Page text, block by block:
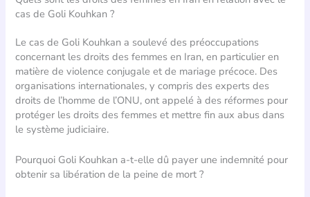
cas de Goli Kouhkan ?
Le cas de Goli Kouhkan a soulevé des préoccupations
concernant les droits des femmes en Iran, en particulier en
matière de violence conjugale et de mariage précoce. Des
organisations internationales, y compris des experts des
droits de l’homme de l’ONU, ont appelé à des réformes pour
protéger les droits des femmes et mettre fin aux abus dans
le système judiciaire.
Pourquoi Goli Kouhkan a-t-elle dû payer une indemnité pour
obtenir sa libération de la peine de mort ?